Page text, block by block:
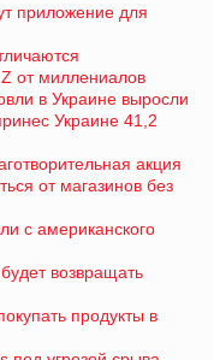
приложение для
от миллениалов
в Украине выросли
Украине 41,2
акция
от магазинов без
с американского
возвращать
продукты в